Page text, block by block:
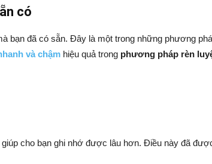
có
bạn đã có sẵn. Đây là một trong những phương
và chậm hiệu quả trong phương pháp rèn
cho bạn ghi nhớ được lâu hơn. Điều này đã